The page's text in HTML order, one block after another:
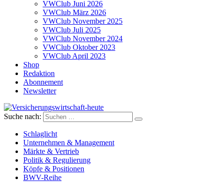
VWClub Juni 2026
VWClub März 2026
VWClub November 2025
VWClub Juli 2025
VWClub November 2024
VWClub Oktober 2023
VWClub April 2023
Shop
Redaktion
Abonnement
Newsletter
Versicherungswirtschaft-heute
Suche nach:
Schlaglicht
Unternehmen & Management
Märkte & Vertrieb
Politik & Regulierung
Köpfe & Positionen
BWV-Reihe